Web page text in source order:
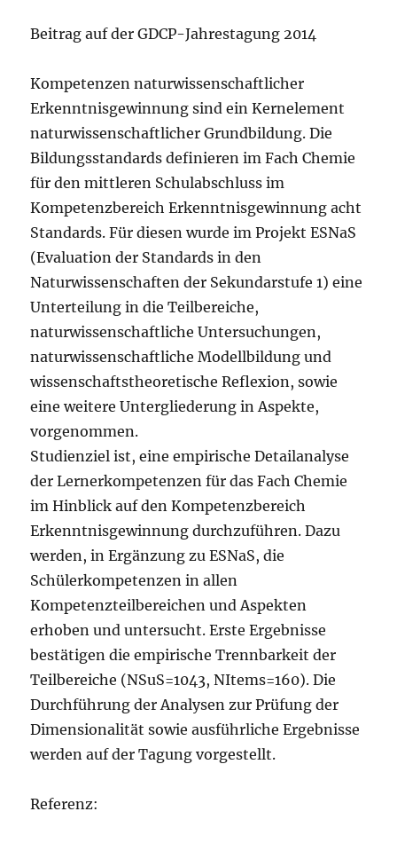
Beitrag auf der GDCP-Jahrestagung 2014
Kompetenzen naturwissenschaftlicher
Erkenntnisgewinnung sind ein Kernelement
naturwissenschaftlicher Grundbildung. Die
Bildungsstandards definieren im Fach Chemie
für den mittleren Schulabschluss im
Kompetenzbereich Erkenntnisgewinnung acht
Standards. Für diesen wurde im Projekt ESNaS
(Evaluation der Standards in den
Naturwissenschaften der Sekundarstufe 1) eine
Unterteilung in die Teilbereiche,
naturwissenschaftliche Untersuchungen,
naturwissenschaftliche Modellbildung und
wissenschaftstheoretische Reflexion, sowie
eine weitere Untergliederung in Aspekte,
vorgenommen.
Studienziel ist, eine empirische Detailanalyse
der Lernerkompetenzen für das Fach Chemie
im Hinblick auf den Kompetenzbereich
Erkenntnisgewinnung durchzuführen. Dazu
werden, in Ergänzung zu ESNaS, die
Schülerkompetenzen in allen
Kompetenzteilbereichen und Aspekten
erhoben und untersucht. Erste Ergebnisse
bestätigen die empirische Trennbarkeit der
Teilbereiche (NSuS=1043, NItems=160). Die
Durchführung der Analysen zur Prüfung der
Dimensionalität sowie ausführliche Ergebnisse
werden auf der Tagung vorgestellt.
Referenz: